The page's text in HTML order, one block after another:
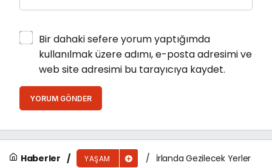
Bir dahaki sefere yorum yaptığımda
kullanılmak üzere adımı, e-posta adresimi ve
web site adresimi bu tarayıcıya kaydet.
YORUM GÖNDER
Haberler YAŞAM İrlanda Gezilecek Yerler